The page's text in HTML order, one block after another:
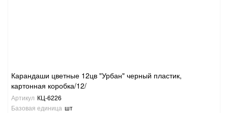
Карандаши цветные 12цв "Урбан" черный пластик,
картонная коробка/12/
Артикул КЦ-6226
Базовая единица шт